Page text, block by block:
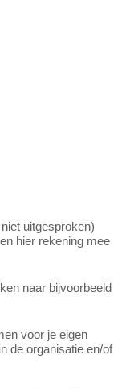
uitgesproken)
hier rekening mee
naar bijvoorbeeld
voor je eigen
de organisatie en/of